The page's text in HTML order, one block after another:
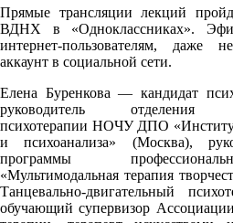
Прямые трансляции лекций
ВДНХ в «Одноклассниках».
интернет-пользователям, даже
аккаунт в социальной сети.
Елена Буренкова — кандидат
руководитель отделения
психотерапии НОЧУ ДПО
и психоанализа» (Москва),
программы
«Мультимодальная терапия
Танцевально-двигательный
обучающий супервизор